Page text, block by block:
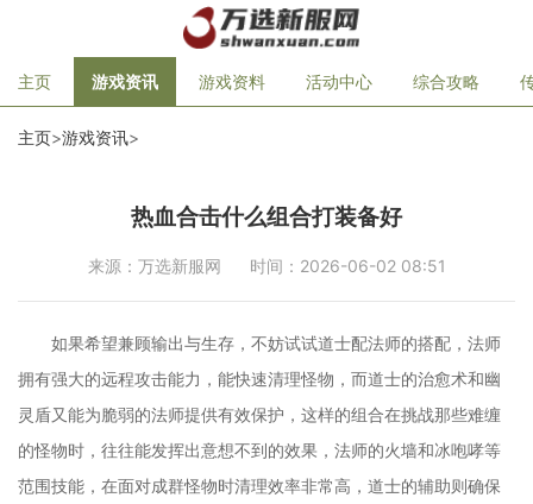
主页 游戏资讯 游戏资料 活动中心 综合攻略
主页>游戏资讯>
热血合击什么组合打装备好
来源：万选新服网 时间：2026-06-02 08:51
如果希望兼顾输出与生存，不妨试试道士配法师的搭配，法师
拥有强大的远程攻击能力，能快速清理怪物，而道士的治愈术和幽
灵盾又能为脆弱的法师提供有效保护，这样的组合在挑战那些难缠
的怪物时，往往能发挥出意想不到的效果，法师的火墙和冰咆哮等
范围技能，在面对成群怪物时清理效率非常高，道士的辅助则确保